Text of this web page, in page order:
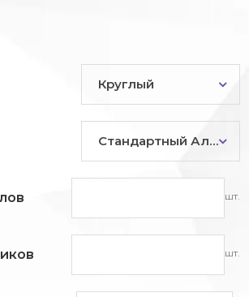
Круглый
Стандартный Алюминий
шт.
шт.